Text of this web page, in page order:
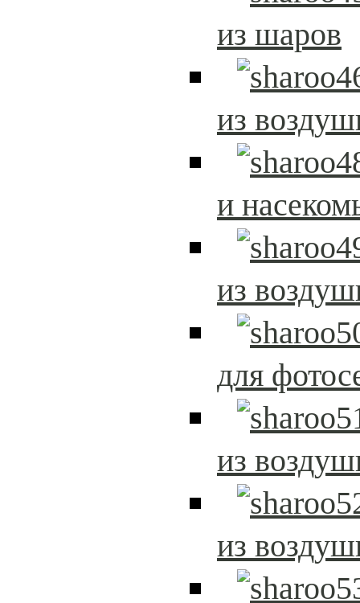
из шаров
из
и
из
для
из
из